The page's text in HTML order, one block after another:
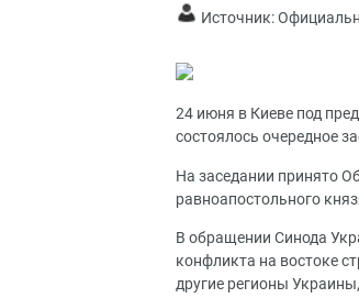
Источник:
24 июня в Киеве под
состоялось очередное
На заседании принято
равноапостольного
В обращении Синода
конфликта на востоке
другие регионы